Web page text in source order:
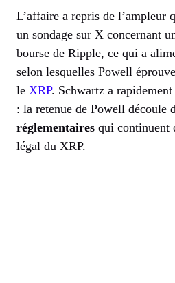
L’affaire a repris de l’ampleur
un sondage sur X concernant
bourse de Ripple, ce qui a
selon lesquelles Powell
le XRP. Schwartz a
: la retenue de Powell découle
réglementaires qui continuent
légal du XRP.